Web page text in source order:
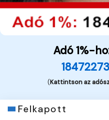
Adó 1%-
(Kattintson az
Felkapott